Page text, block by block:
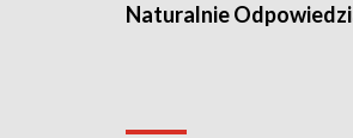
Naturalnie